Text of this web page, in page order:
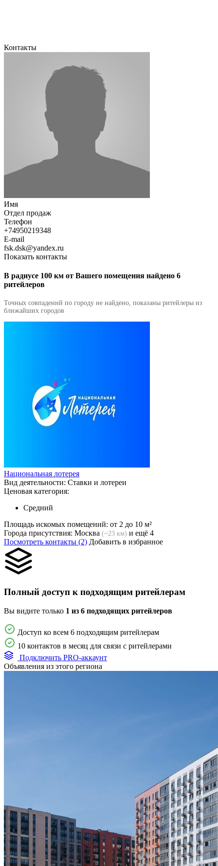
Контакты
Имя
Отдел продаж
Телефон
+74950219348
E-mail
fsk.dsk@yandex.ru
Показать контакты
В радиусе 100 км от Вашего помещения найдено 6
ритейлеров
Точных совпадений по городу не найдено, показаны ритейлеры из
ближайших городов
Национальная лотерея
Вид деятельности: Ставки и лотереи
Ценовая категория:
Средний
Площадь искомых помещений: от 2 до 10 м²
Города присутствия: Москва (~23 км) и ещё 4
Посмотреть контакты (2) Добавить в избранное
Полный доступ к подходящим ритейлерам
Вы видите только 1 из 6 подходящих ритейлеров
Доступ ко всем 6 подходящим ритейлерам
10 контактов в месяц для связи с ритейлерами
Подключить PRO-аккаунт
Объявления из этого региона